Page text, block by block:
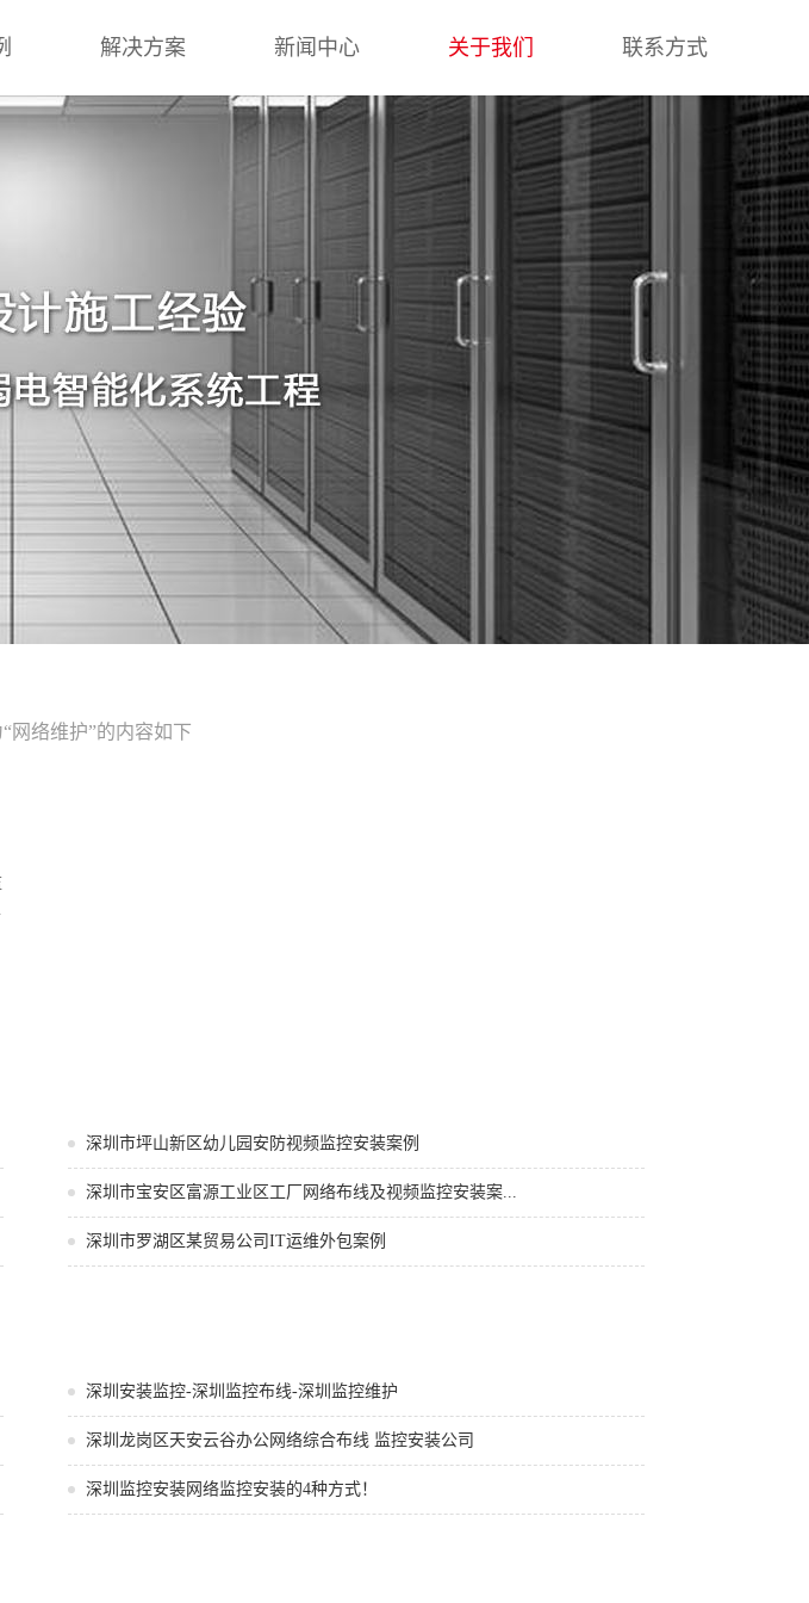
解决方案 新闻中心 关于我们 联系方式
网络维护”的内容如下
深圳市坪山新区幼儿园安防视频监控安装案例
深圳市宝安区富源工业区工厂网络布线及视频监控安装案...
深圳市罗湖区某贸易公司IT运维外包案例
深圳安装监控-深圳监控布线-深圳监控维护
深圳龙岗区天安云谷办公网络综合布线 监控安装公司
深圳监控安装网络监控安装的4种方式！